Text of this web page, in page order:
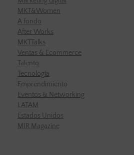
MKT&Women
A fondo
After Works
MKTTalks
Ventas & Ecommerce
Talento
Tecnología
Emprendimiento
Eventos & Networking
LATAM
Estados Unidos
MIR Magazine